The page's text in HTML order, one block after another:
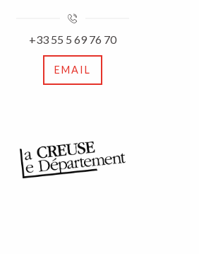
+33 55 5 69 76 70
EMAIL